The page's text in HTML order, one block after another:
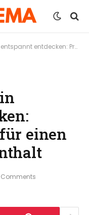
Praktische Tipps für einen gelungenen Aufenthalt
einen
Comments